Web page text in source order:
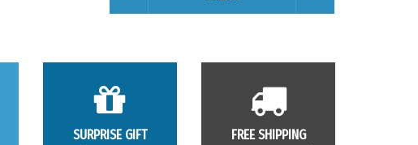
SURPRISE GIFT FREE SHIPPING